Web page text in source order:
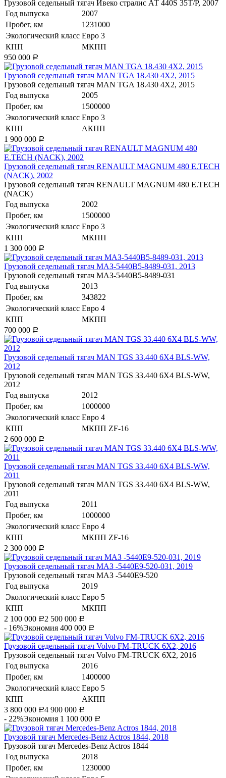
Грузовой седельный тягач Ивеко стралис АТ 440S 35T/P, 2007
Год выпуска
2007
Пробег, км
1231000
Экологический класс Евро 3
КПП
МКПП
950 000 Р
​Грузовой седельный тягач MAN TGA 18.430 4X2, 2015
​Грузовой седельный тягач MAN TGA 18.430 4X2, 2015
Год выпуска
2005
Пробег, км
1500000
Экологический класс Евро 3
КПП
АКПП
1 900 000 Р
​Грузовой седельный тягач RENAULT MAGNUM 480 E.TECH
(NACK), 2002
​Грузовой седельный тягач RENAULT MAGNUM 480 E.TECH
(NACK)
Год выпуска
2002
Пробег, км
1500000
Экологический класс Евро 3
КПП
МКПП
1 300 000 Р
​Грузовой седельный тягач МАЗ-5440В5-8489-031, 2013
​Грузовой седельный тягач МАЗ-5440В5-8489-031
Год выпуска
2013
Пробег, км
343822
Экологический класс Евро 4
КПП
МКПП
700 000 Р
​Грузовой седельный тягач MAN TGS 33.440 6X4 BLS-WW,
2012
​Грузовой седельный тягач MAN TGS 33.440 6X4 BLS-WW,
2012
Год выпуска
2012
Пробег, км
1000000
Экологический класс Евро 4
КПП
МКПП ZF-16
2 600 000 Р
​Грузовой седельный тягач MAN TGS 33.440 6X4 BLS-WW,
2011
​Грузовой седельный тягач MAN TGS 33.440 6X4 BLS-WW,
2011
Год выпуска
2011
Пробег, км
1000000
Экологический класс Евро 4
КПП
МКПП ZF-16
2 300 000 Р
Грузовой седельный тягач МАЗ -5440Е9-520-031, 2019
Грузовой седельный тягач МАЗ -5440Е9-520
Год выпуска
2019
Экологический класс Евро 5
КПП
МКПП
2 100 000 Р2 500 000 Р
- 16%Экономия 400 000 Р
​Грузовой седельный тягач Volvo FM-TRUCK 6X2, 2016
​Грузовой седельный тягач Volvo FM-TRUCK 6X2, 2016
Год выпуска
2016
Пробег, км
1400000
Экологический класс Евро 5
КПП
АКПП
3 800 000 Р4 900 000 Р
- 22%Экономия 1 100 000 Р
Грузовой тягач Mercedes-Benz Actros 1844, 2018
Грузовой тягач Mercedes-Benz Actros 1844
Год выпуска
2018
Пробег, км
1230000